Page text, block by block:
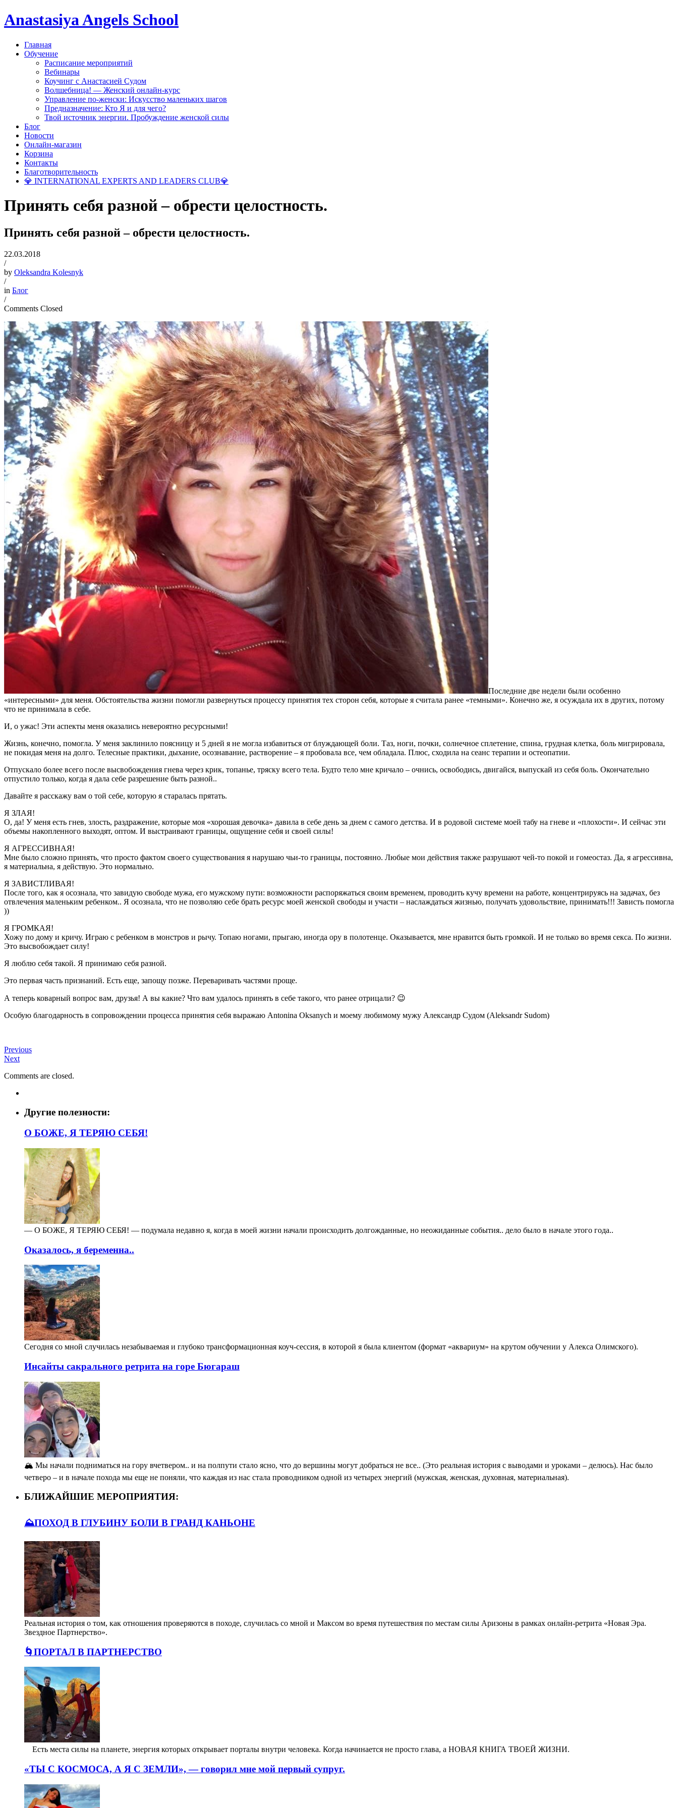
Anastasiya Angels School
Главная
Обучение
Расписание мероприятий
Вебинары
Коучинг с Анастасией Судом
Волшебница! — Женский онлайн-курс
Управление по-женски: Искусство маленьких шагов
Предназначение: Кто Я и для чего?
Твой источник энергии. Пробуждение женской силы
Блог
Новости
Онлайн-магазин
Корзина
Контакты
Благотворительность
💎 INTERNATIONAL EXPERTS AND LEADERS CLUB💎
Принять себя разной – обрести целостность.
Принять себя разной – обрести целостность.
22.03.2018
/
by Oleksandra Kolesnyk
/
in Блог
/
Comments Closed
Последние две недели были особенно
«интересными» для меня. Обстоятельства жизни помогли развернуться процессу принятия тех сторон себя, которые я считала ранее «темными». Конечно же, я осуждала их в других, потому
что не принимала в себе.
И, о ужас! Эти аспекты меня оказались невероятно ресурсными!
Жизнь, конечно, помогла. У меня заклинило поясницу и 5 дней я не могла избавиться от блуждающей боли. Таз, ноги, почки, солнечное сплетение, спина, грудная клетка, боль мигрировала,
не покидая меня на долго. Телесные практики, дыхание, осознавание, растворение – я пробовала все, чем обладала. Плюс, сходила на сеанс терапии и остеопатии.
Отпускало более всего после высвобождения гнева через крик, топанье, тряску всего тела. Будто тело мне кричало – очнись, освободись, двигайся, выпускай из себя боль. Окончательно
отпустило только, когда я дала себе разрешение быть разной..
Давайте я расскажу вам о той себе, которую я старалась прятать.
Я ЗЛАЯ!
О, да! У меня есть гнев, злость, раздражение, которые моя «хорошая девочка» давила в себе день за днем с самого детства. И в родовой системе моей табу на гневе и «плохости». И сейчас эти
объемы накопленного выходят, оптом. И выстраивают границы, ощущение себя и своей силы!
Я АГРЕССИВНАЯ!
Мне было сложно принять, что просто фактом своего существования я нарушаю чьи-то границы, постоянно. Любые мои действия также разрушают чей-то покой и гомеостаз. Да, я агрессивна,
я материальна, я действую. Это нормально.
Я ЗАВИСТЛИВАЯ!
После того, как я осознала, что завидую свободе мужа, его мужскому пути: возможности распоряжаться своим временем, проводить кучу времени на работе, концентрируясь на задачах, без
отвлечения маленьким ребенком.. Я осознала, что не позволяю себе брать ресурс моей женской свободы и участи – наслаждаться жизнью, получать удовольствие, принимать!!! Зависть помогла
))
Я ГРОМКАЯ!
Хожу по дому и кричу. Играю с ребенком в монстров и рычу. Топаю ногами, прыгаю, иногда ору в полотенце. Оказывается, мне нравится быть громкой. И не только во время секса. По жизни.
Это высвобождает силу!
Я люблю себя такой. Я принимаю себя разной.
Это первая часть признаний. Есть еще, запощу позже. Переваривать частями проще.
А теперь коварный вопрос вам, друзья! А вы какие? Что вам удалось принять в себе такого, что ранее отрицали? 😉
Особую благодарность в сопровождении процесса принятия себя выражаю Antonina Oksanych и моему любимому мужу Александр Судом (Aleksandr Sudom)
Previous
Next
Comments are closed.
Другие полезности:
О БОЖЕ, Я ТЕРЯЮ СЕБЯ!
— О БОЖЕ, Я ТЕРЯЮ СЕБЯ! — подумала недавно я, когда в моей жизни начали происходить долгожданные, но неожиданные события.. дело было в начале этого года..
Оказалось, я беременна..
Сегодня со мной случилась незабываемая и глубоко трансформационная коуч-сессия, в которой я была клиентом (формат «аквариум» на крутом обучении у Алекса Олимского).
Инсайты сакрального ретрита на горе Бюгараш
🏔️ Мы начали подниматься на гору вчетвером.. и на полпути стало ясно, что до вершины могут добраться не все.. (Это реальная история с выводами и уроками – делюсь). Нас было
четверо – и в начале похода мы еще не поняли, что каждая из нас стала проводником одной из четырех энергий (мужская, женская, духовная, материальная).
БЛИЖАЙШИЕ МЕРОПРИЯТИЯ:
⛰️ПОХОД В ГЛУБИНУ БОЛИ В ГРАНД КАНЬОНЕ
Реальная история о том, как отношения проверяются в походе, случилась со мной и Максом во время путешествия по местам силы Аризоны в рамках онлайн-ретрита «Новая Эра.
Звездное Партнерство».
🌀ПОРТАЛ В ПАРТНЕРСТВО
⠀ Есть места силы на планете, энергия которых открывает порталы внутри человека. Когда начинается не просто глава, а НОВАЯ КНИГА ТВОЕЙ ЖИЗНИ.
«ТЫ С КОСМОСА, А Я С ЗЕМЛИ», — говорил мне мой первый супруг.